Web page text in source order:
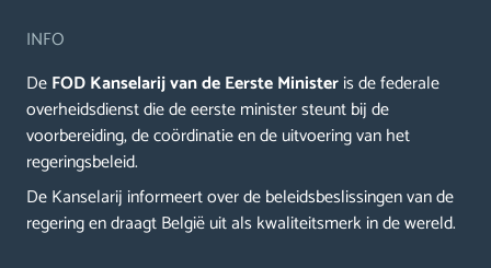
INFO
DeFOD Kanselarij van de Eerste Ministeris de federale
overheidsdienst die de eerste minister steunt bij de
voorbereiding, de coördinatie en de uitvoering van het
regeringsbeleid.
De Kanselarij informeert over de beleidsbeslissingen van de
regering en draagt België uit als kwaliteitsmerk in de wereld.